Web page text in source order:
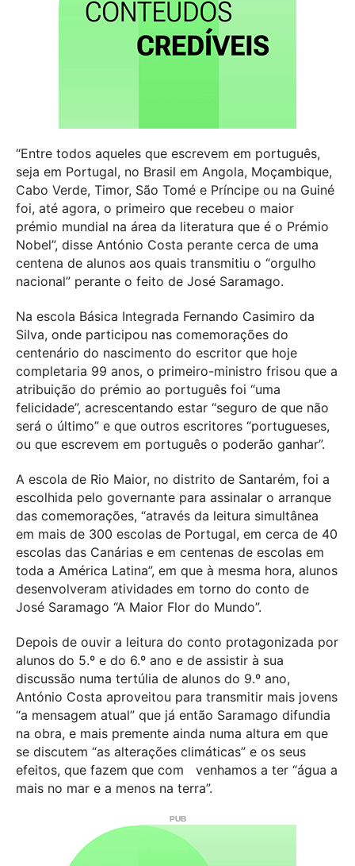
“Entre todos aqueles que escrevem em português,
seja em Portugal, no Brasil em Angola, Moçambique,
Cabo Verde, Timor, São Tomé e Príncipe ou na Guiné
foi, até agora, o primeiro que recebeu o maior
prémio mundial na área da literatura que é o Prémio
Nobel”, disse António Costa perante cerca de uma
centena de alunos aos quais transmitiu o “orgulho
nacional” perante o feito de José Saramago.
Na escola Básica Integrada Fernando Casimiro da
Silva, onde participou nas comemorações do
centenário do nascimento do escritor que hoje
completaria 99 anos, o primeiro-ministro frisou que a
atribuição do prémio ao português foi “uma
felicidade”, acrescentando estar “seguro de que não
será o último” e que outros escritores “portugueses,
ou que escrevem em português o poderão ganhar”.
A escola de Rio Maior, no distrito de Santarém, foi a
escolhida pelo governante para assinalar o arranque
das comemorações, “através da leitura simultânea
em mais de 300 escolas de Portugal, em cerca de 40
escolas das Canárias e em centenas de escolas em
toda a América Latina”, em que à mesma hora, alunos
desenvolveram atividades em torno do conto de
José Saramago “A Maior Flor do Mundo”.
Depois de ouvir a leitura do conto protagonizada por
alunos do 5.º e do 6.º ano e de assistir à sua
discussão numa tertúlia de alunos do 9.º ano,
António Costa aproveitou para transmitir mais jovens
“a mensagem atual” que já então Saramago difundia
na obra, e mais premente ainda numa altura em que
se discutem “as alterações climáticas” e os seus
efeitos, que fazem que com venhamos a ter “água a
mais no mar e a menos na terra”.